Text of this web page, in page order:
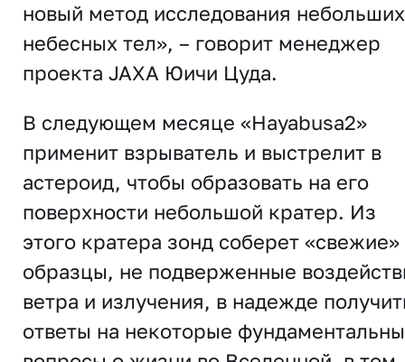
новый метод исследования небольших
небесных тел», – говорит менеджер
проекта JAXA Юичи Цуда.
В следующем месяце «Hayabusa2»
применит взрыватель и выстрелит в
астероид, чтобы образовать на его
поверхности небольшой кратер. Из
этого кратера зонд соберет «свежие»
образцы, не подверженные
ветра и излучения, в надежде
ответы на некоторые